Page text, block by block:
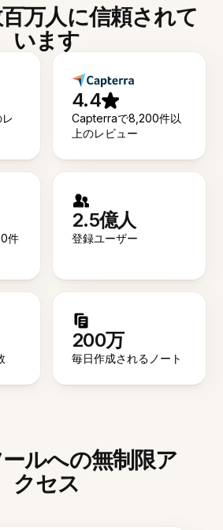
万人に信頼されて
います
4.4
Capterraで8,200件以
上のレビュー
件
2.5億人
登録ユーザー
200万
毎日作成されるノート
ルへの無制限ア
クセス